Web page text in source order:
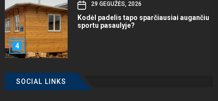
4
29 GEGUŽĖS, 2026
Kodėl padelis tapo sparčiausiai augančiu
sportu pasaulyje?
SOCIAL LINKS